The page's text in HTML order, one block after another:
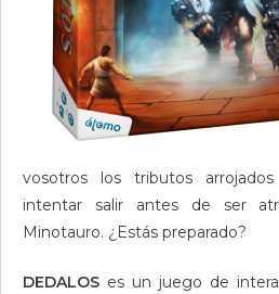
vosotros los tributos
intentar salir antes de ser
Minotauro. ¿Estás preparado?
DEDALOS es un juego de